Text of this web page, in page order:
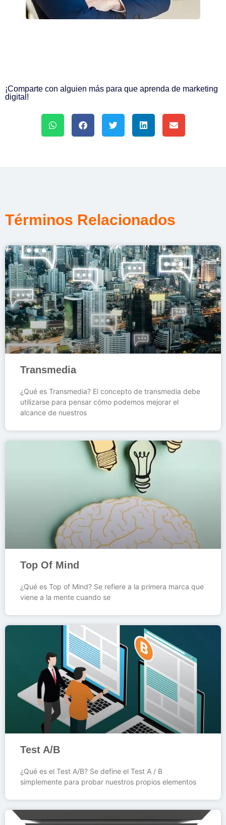
¡Comparte con alguien más para que aprenda de marketing
digital!
Términos Relacionados
Transmedia
¿Qué es Transmedia? El concepto de transmedia debe
utilizarse para pensar cómo podemos mejorar el
alcance de nuestros
Top Of Mind
¿Qué es Top of Mind? Se refiere a la primera marca que
viene a la mente cuando se
Test A/B
¿Qué es el Test A/B? Se define el Test A / B
simplemente para probar nuestros propios elementos